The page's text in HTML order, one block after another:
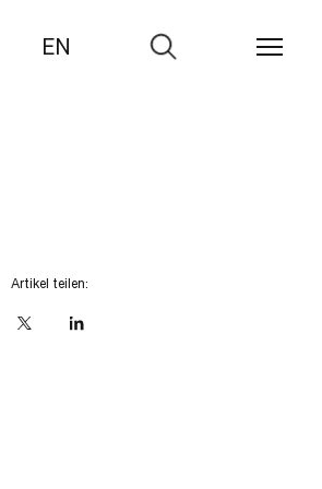
EN
Zur
Artikel teilen:
X linkedIn